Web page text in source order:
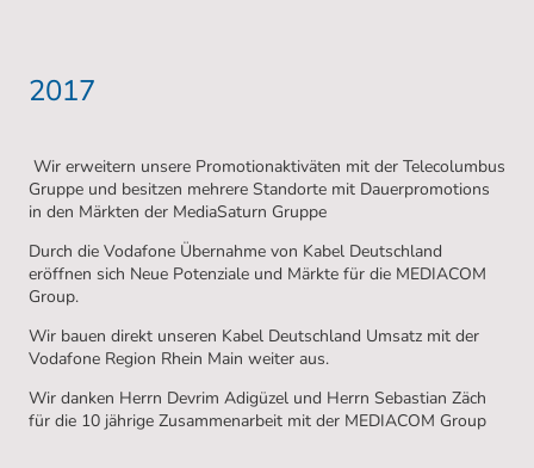
2017
Wir erweitern unsere Promotionaktiväten mit der Telecolumbus
Gruppe und besitzen mehrere Standorte mit Dauerpromotions
in den Märkten der MediaSaturn Gruppe
Durch die Vodafone Übernahme von Kabel Deutschland
eröffnen sich Neue Potenziale und Märkte für die MEDIACOM
Group.
Wir bauen direkt unseren Kabel Deutschland Umsatz mit der
Vodafone Region Rhein Main weiter aus.
Wir danken Herrn Devrim Adigüzel und Herrn Sebastian Zäch
für die 10 jährige Zusammenarbeit mit der MEDIACOM Group